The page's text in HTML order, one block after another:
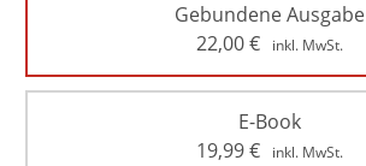
Gebundene Ausgabe
22,00€ inkl. MwSt.
E-Book
19,99€ inkl. MwSt.